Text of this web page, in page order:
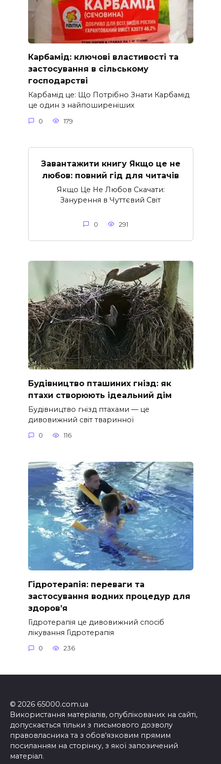
Карбамід: ключові властивості та
застосування в сільському
господарстві
Карбамід це: Що Потрібно Знати Карбамід
це один з найпоширеніших
0 179
Завантажити книгу Якщо це не
любов: повний гід для читачів
Якщо Це Не Любов Скачати:
Занурення в Чуттєвий Світ
0 291
Будівництво пташиних гнізд: як
птахи створюють ідеальний дім
Будівництво гнізд птахами — це
дивовижний світ тваринної
0 116
Гідротерапія: переваги та
застосування водних процедур для
здоров’я
Гідротерапія це дивовижний спосіб
лікування Гідротерапія
0 236
© 2026 65000.com.ua
Використання матеріалів, опублікованих на сайті,
допускається тільки з письмового дозволу
правовласника та з обов'язковим прямим
посиланням на сторінку, з якої запозичений
матеріал.